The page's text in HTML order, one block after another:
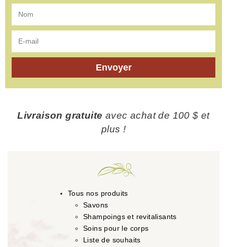
Envoyer
Livraison gratuite avec achat de 100 $ et
plus !
Tous nos produits
Savons
Shampoings et revitalisants
Soins pour le corps
Liste de souhaits